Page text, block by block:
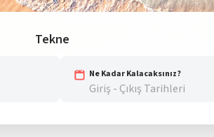
Tekne
Ne Kadar Kalacaksınız?
Giriş - Çıkış Tarihleri